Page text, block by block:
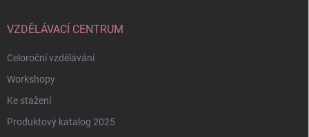
VZDĚLÁVACÍ CENTRUM
Celoroční vzdělávání
Workshopy
Ke stažení
Produktový katalog 2025